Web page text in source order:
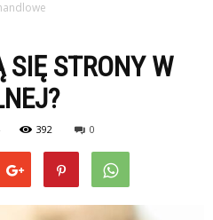
STRONY W
392 0